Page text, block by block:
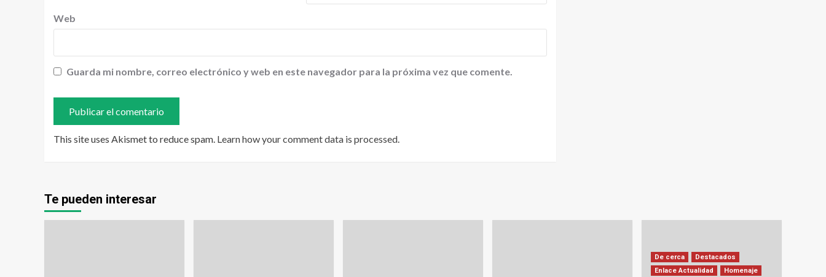
Web
Guarda mi nombre, correo electrónico y web en este navegador para la próxima vez que comente.
This site uses Akismet to reduce spam. Learn how your comment data is processed.
Te pueden interesar
De cerca
Destacados
Enlace Actualidad
Homenaje